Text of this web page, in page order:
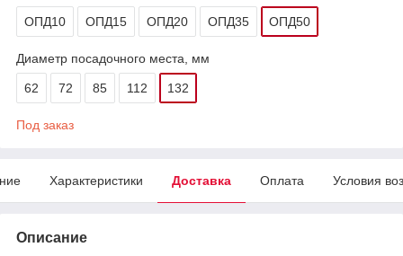
ОПД10 ОПД15 ОПД20 ОПД35 ОПД50
Диаметр посадочного места, мм
62 72 85 112 132
Под заказ
Характеристики Доставка Оплата Условия
Описание